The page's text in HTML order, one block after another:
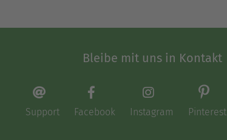
Bleibe mit uns in Kontakt
Support Facebook Instagram Pinterest